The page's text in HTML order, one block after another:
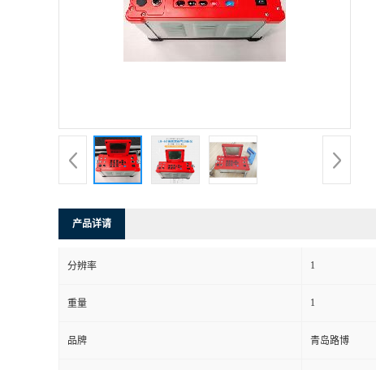
产品详请
分辨率 1
重量 1
品牌 青岛路博